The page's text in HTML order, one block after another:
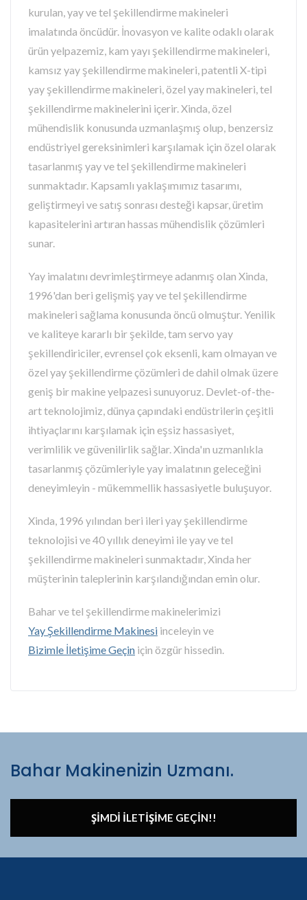
kurulan, yay ve tel şekillendirme makineleri
imalatında öncüdür. İnovasyon ve kalite odaklı olarak
ürün yelpazemiz, kam yayı şekillendirme makineleri,
kamsız yay şekillendirme makineleri, patentli X-tipi
yay şekillendirme makineleri, özel yay makineleri, tel
şekillendirme makinelerini içerir. Xinda, özel
mühendislik konusunda uzmanlaşmış olup, benzersiz
endüstriyel gereksinimleri karşılamak için özel olarak
tasarlanmış yay ve tel şekillendirme makineleri
sunmaktadır. Kapsamlı yaklaşımımız tasarımı,
geliştirmeyi ve satış sonrası desteği kapsar, üretim
kapasitelerini artıran hassas mühendislik çözümleri
sunar.
Yay imalatını devrimleştirmeye adanmış olan Xinda,
1996'dan beri gelişmiş yay ve tel şekillendirme
makineleri sağlama konusunda öncü olmuştur. Yenilik
ve kaliteye kararlı bir şekilde, tam servo yay
şekillendiriciler, evrensel çok eksenli, kam olmayan ve
özel yay şekillendirme çözümleri de dahil olmak üzere
geniş bir makine yelpazesi sunuyoruz. Devlet-of-the-
art teknolojimiz, dünya çapındaki endüstrilerin çeşitli
ihtiyaçlarını karşılamak için eşsiz hassasiyet,
verimlilik ve güvenilirlik sağlar. Xinda'ın uzmanlıkla
tasarlanmış çözümleriyle yay imalatının geleceğini
deneyimleyin - mükemmellik hassasiyetle buluşuyor.
Xinda, 1996 yılından beri ileri yay şekillendirme
teknolojisi ve 40 yıllık deneyimi ile yay ve tel
şekillendirme makineleri sunmaktadır, Xinda her
müşterinin taleplerinin karşılandığından emin olur.
Bahar ve tel şekillendirme makinelerimizi
Yay Şekillendirme Makinesi inceleyin ve
Bizimle İletişime Geçin için özgür hissedin.
Bahar Makinenizin Uzmanı.
ŞIMDI İLETIŞIME GEÇIN!!